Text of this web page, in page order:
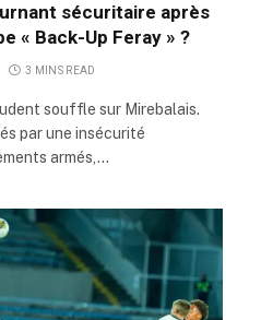
sécuritaire après
« Back-Up Feray » ?
3 MINS READ
souffle sur Mirebalais.
par une insécurité
armés,…